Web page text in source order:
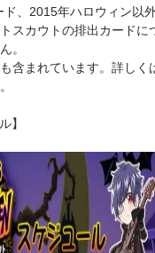
、2015年ハロウィン以
スカウトの排出カードに
。
含まれています。詳しく
】